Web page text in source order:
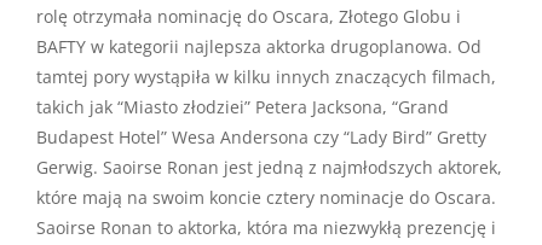
rolę otrzymała nominację do Oscara, Złotego Globu i
BAFTY w kategorii najlepsza aktorka drugoplanowa. Od
tamtej pory wystąpiła w kilku innych znaczących filmach,
takich jak “Miasto złodziei” Petera Jacksona, “Grand
Budapest Hotel” Wesa Andersona czy “Lady Bird” Gretty
Gerwig. Saoirse Ronan jest jedną z najmłodszych aktorek,
które mają na swoim koncie cztery nominacje do Oscara.
Saoirse Ronan to aktorka, która ma niezwykłą prezencję i